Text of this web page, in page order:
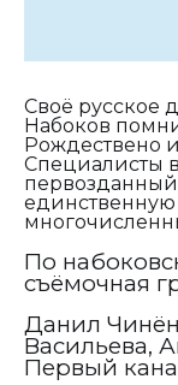
Своё русское
Набоков
Рождествено
Специалисты
По
съёмочная
Данил
Васильева,
Первый